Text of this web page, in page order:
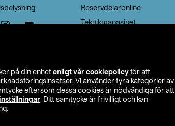
på din enhet enligt vår cookiepolicy för att
Vi använder fyra kategorier av
eftersom dessa cookies är nödvändiga för att
inställningar. Ditt samtycke är frivilligt och kan
Reservdelaronline
Teknikmagasinet